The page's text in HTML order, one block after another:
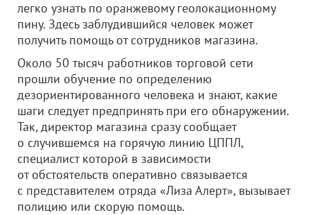
легко узнать по оранжевому геолокационному
пину. Здесь заблудившийся человек может
получить помощь от сотрудников магазина.
Около 50 тысяч работников торговой сети
прошли обучение по определению
дезориентированного человека и знают, какие
шаги следует предпринять при его обнаружении.
Так, директор магазина сразу сообщает
о случившемся на горячую линию ЦППЛ,
специалист которой в зависимости
от обстоятельств оперативно связывается
с представителем отряда «Лиза Алерт», вызывает
полицию или скорую помощь.